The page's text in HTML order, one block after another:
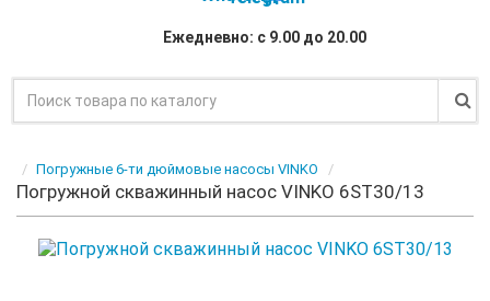
Ежедневно: с 9.00 до 20.00
Погружные 6-ти дюймовые насосы VINKO
Погружной скважинный насос VINKO 6ST30/13